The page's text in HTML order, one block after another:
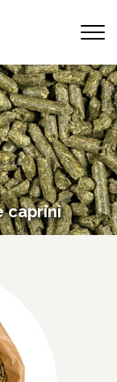
caprini